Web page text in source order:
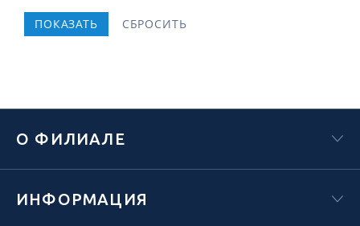
О ФИЛИАЛЕ
ИНФОРМАЦИЯ